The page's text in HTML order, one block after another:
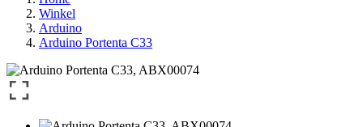
Winkel
Arduino
Arduino Portenta C33